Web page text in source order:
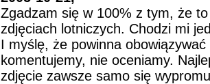
Zgadzam się w 100% z tym, że
zdjęciach lotniczych. Chodzi mi
I myślę, że powinna
komentujemy, nie oceniamy.
zdjęcie zawsze samo się